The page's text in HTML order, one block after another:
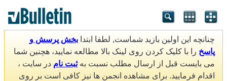
چنانچه این اولین بازید شماست, لطفا ابتدا بخش پرسش و
پاسخ را با کلیک کردن روی لینک بالا مطالعه نمایید، هچنین شما
می بایست قبل از ارسال مطلب نسبت بهثبت نام در سایت ،
اقدام فرمایید. برای مشاهده انجمن ها نیز کافی است بر روی